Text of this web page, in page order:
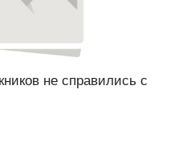
не справились с